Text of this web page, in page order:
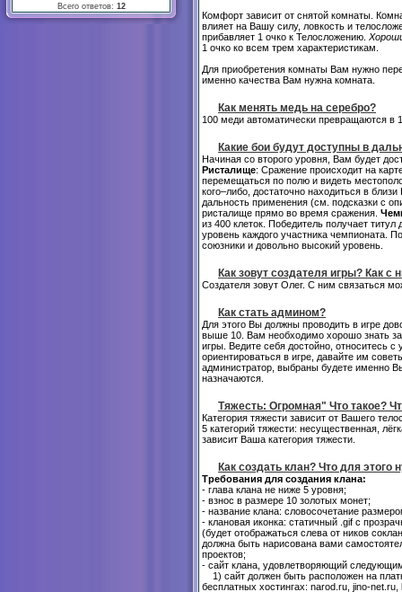
Всего ответов: 12
Комфорт зависит от снятой комнаты.
влияет на Вашу силу, ловкость и
прибавляет 1 очко к Телосложению.
1 очко ко всем трем характеристикам.
Для приобретения комнаты Вам нужно
именно качества Вам нужна комната.
Как менять медь на серебро?
100 меди автоматически превращаются в
Какие бои будут доступны в
Начиная со второго уровня, Вам будет
Ристалище: Сражение происходит на
перемещаться по полю и видеть
кого–либо, достаточно находиться в
дальность применения (см. подсказки с
ристалище прямо во время сражения.
из 400 клеток. Победитель получает
уровень каждого участника чемпионата.
союзники и довольно высокий уровень.
Как зовут создателя игры? Как с
Создателя зовут Олег. С ним связаться
Как стать админом?
Для этого Вы должны проводить в игре
выше 10. Вам необходимо хорошо знать
игры. Ведите себя достойно, относитесь
ориентироваться в игре, давайте им
администратор, выбраны будете именно
назначаются.
Тяжесть: Огромная" Что такое?
Категория тяжести зависит от Вашего
5 категорий тяжести: несущественная,
зависит Ваша категория тяжести.
Как создать клан? Что для этого
Требования для создания клана:
- глава клана не ниже 5 уровня;
- взнос в размере 10 золотых монет;
- название клана: словосочетание
- клановая иконка: статичный .gif с
(будет отображаться слева от ников
должна быть нарисована вами
проектов;
- сайт клана, удовлетворяющий
1) сайт должен быть расположен на
бесплатных хостингах: narod.ru, jino-